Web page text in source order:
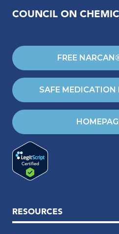
COUNCIL ON
FREE
SAFE MEDICATION
RESOURCES